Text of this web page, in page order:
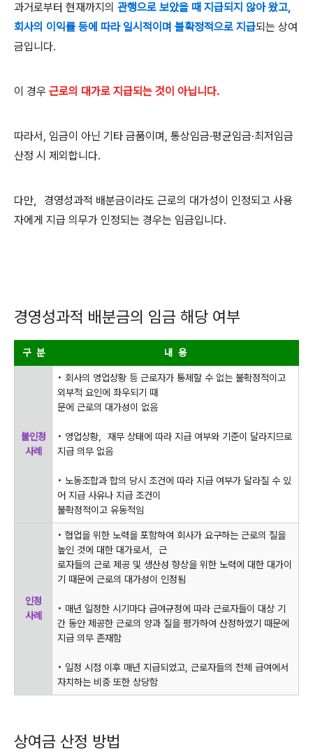
과거로부터 현재까지의 관행으로 보았을 때 지급되지 않아 왔고,
회사의 이익률 등에 따라 일시적이며 불확정적으로 지급되는 상여
금입니다.
이 경우 근로의 대가로 지급되는 것이 아닙니다.
따라서, 임금이 아닌 기타 금품이며, 통상임금·평균임금·최저임금
산정 시 제외합니다.
다만， 경영성과적 배분금이라도 근로의 대가성이 인정되고 사용
자에게 지급 의무가 인정되는 경우는 임금입니다.
경영성과적 배분금의 임금 해당 여부
구 분 내 용
불인정
사례
• 회사의 영업상황 등 근로자가 통제할 수 없는 불확정적이고
외부적 요인에 좌우되기 때
문에 근로의 대가성이 없음
• 영업상황
재무 상태에 따라 지급 여부와 기준이 달라지므로
지급 의무 없음
• 노동조합과 합의 당시 조건에 따라 지급 여부가 달라질 수 있
어 지급 사유나 지급 조건이
불확정적이고 유동적임
인정
사례
• 협업을 위한 노력을 포함하여 회사가 요구하는 근로의 질을
높인 것에 대한 대가로서
근
로자들의 근로 제공 및 생산성 향상을 위한 노력에 대한 대가이
기 때문에 근로의 대가성이 인정됨
• 매년 일정한 시기마다 급여규정에 따라 근로자들이 대상 기
간 동안 제공한 근로의 양과 질을 평가하여 산정하였기 때문에
지급 의무 존재함
• 일정 시점 이후 매년 지급되었고 근로자들의 전체 급여에서
자치하는 비중 또한 상당함
상여금 산정 방법